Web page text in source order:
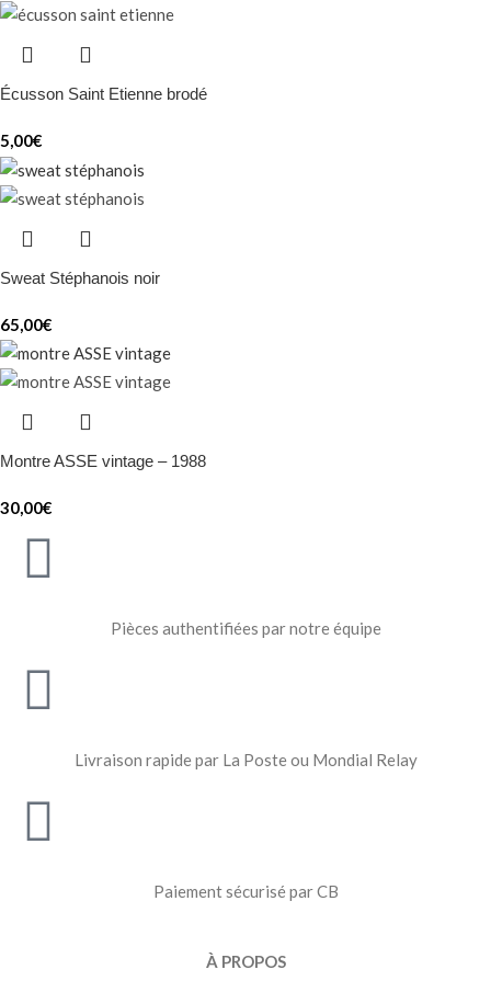
Écusson Saint Etienne brodé
5,00€
Sweat Stéphanois noir
65,00€
Montre ASSE vintage – 1988
30,00€
Pièces authentifiées par notre équipe
Livraison rapide par La Poste ou Mondial Relay
Paiement sécurisé par CB
À PROPOS